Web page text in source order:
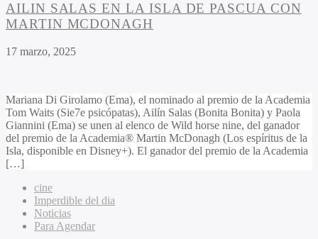
AILIN SALAS EN LA ISLA DE PASCUA CON
MARTIN MCDONAGH
17 marzo, 2025
Mariana Di Girolamo (Ema), el nominado al premio de la Academia
Tom Waits (Sie7e psicópatas), Ailín Salas (Bonita Bonita) y Paola
Giannini (Ema) se unen al elenco de Wild horse nine, del ganador
del premio de la Academia® Martin McDonagh (Los espíritus de la
Isla, disponible en Disney+). El ganador del premio de la Academia
[…]
cine
Imperdible del dia
Noticias
Para Agendar